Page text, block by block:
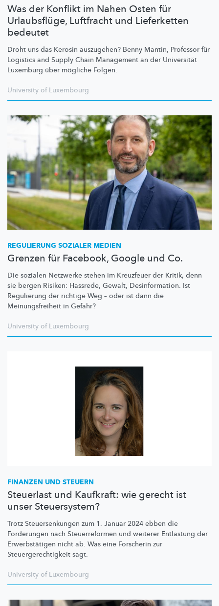
Was der Konflikt im Nahen Osten für
Urlaubsflüge, Luftfracht und Lieferketten
bedeutet
Droht uns das Kerosin auszugehen? Benny Mantin, Professor für
Logistics and Supply Chain Management an der Universität
Luxemburg über mögliche Folgen.
University of Luxembourg
REGULIERUNG SOZIALER MEDIEN
Grenzen für Facebook, Google und Co.
Die sozialen Netzwerke stehen im Kreuzfeuer der Kritik, denn
sie bergen Risiken: Hassrede, Gewalt, Desinformation. Ist
Regulierung der richtige Weg – oder ist dann die
Meinungsfreiheit in Gefahr?
University of Luxembourg
FINANZEN UND STEUERN
Steuerlast und Kaufkraft: wie gerecht ist
unser Steuersystem?
Trotz Steuersenkungen zum 1. Januar 2024 ebben die
Forderungen nach Steuerreformen und weiterer Entlastung der
Erwerbstätigen nicht ab. Was eine Forscherin zur
Steuergerechtigkeit sagt.
University of Luxembourg